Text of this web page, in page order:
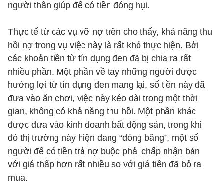
người thân giúp để có tiền đóng hụi.
Thực tế từ các vụ vỡ nợ trên cho thấy, khả năng thu
hồi nợ trong vụ việc này là rất khó thực hiện. Bởi
các khoản tiền từ tín dụng đen đã bị chia ra rất
nhiều phần. Một phần về tay những người được
hưởng lợi từ tín dụng đen mang lại, số tiền này đã
đưa vào ăn chơi, việc này kéo dài trong một thời
gian, không có khả năng thu hồi. Một phần khác
được đưa vào kinh doanh bất động sản, trong khi
đó thị trường này hiện đang “đóng băng”, một số
người để có tiền trả nợ buộc phải chấp nhận bán
với giá thấp hơn rất nhiều so với giá tiền đã bỏ ra
mua.